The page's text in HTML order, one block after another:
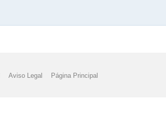
Aviso Legal Página Principal